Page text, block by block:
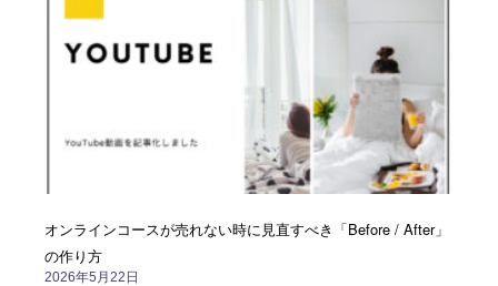
オンラインコースが売れない時に見直すべき「Before / After」
の作り方
2026年5月22日